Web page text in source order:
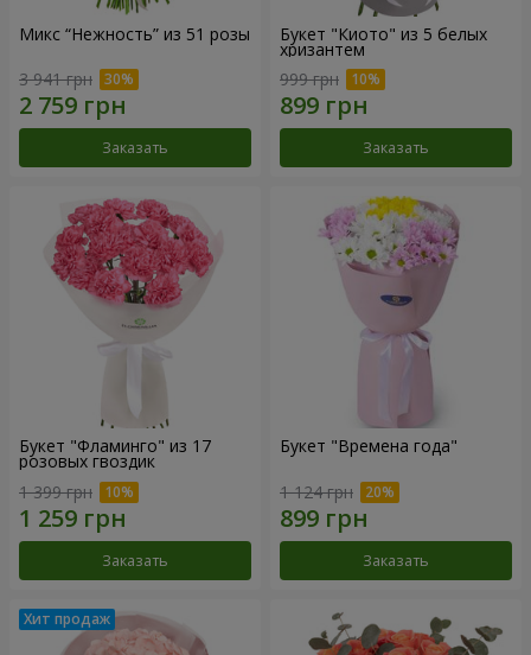
Микс “Нежность” из 51 розы
3 941 грн
Заказать
Букет "Киото" из 5 белых
хризантем
999 грн
Заказать
Букет "Фламинго" из 17
розовых гвоздик
1 399 грн
Заказать
Букет "Времена года"
1 124 грн
Заказать